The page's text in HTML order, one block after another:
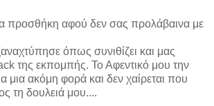
προσθήκη αφού δεν σας προλάβαινα με
όπως συνιθίζει και μας
της εκπομπής. Το Αφεντικό μου την
μια ακόμη φορά και δεν χαίρεται που
τη δουλειά μου....